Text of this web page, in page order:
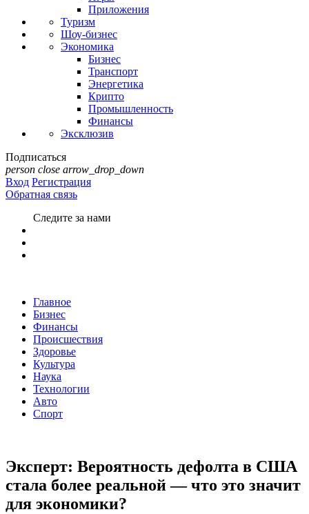
Приложения
Туризм
Шоу-бизнес
Экономика
Бизнес
Транспорт
Энергетика
Крипто
Промышленность
Финансы
Эксклюзив
Подписаться
person close arrow_drop_down
Вход Регистрация
Обратная связь
Следите за нами
Главное
Бизнес
Финансы
Происшествия
Здоровье
Культура
Наука
Технологии
Авто
Спорт
Эксперт: Вероятность дефолта в США
стала более реальной — что это значит
для экономики?